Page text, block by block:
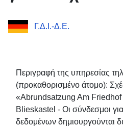
συνόλου
_06 _00
Γ.Δ.Ι.-Δ.Ε.
Περιγραφή της υπηρεσίας
(προκαθορισμένο άτομο):
«Abrundsatzung Am
Blieskastel - Οι σύνδεσμοι
δεδομένων δημιουργούνται